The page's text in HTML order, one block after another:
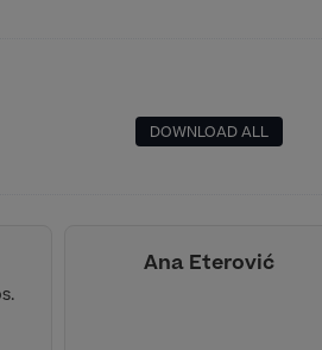
DOWNLOAD ALL
Ana Eterović